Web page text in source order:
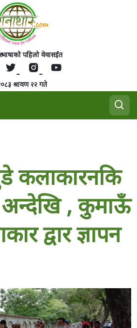
भाषाको पहिलो वेवासईत
श्रावण २२ गते
कलाकारनकि
, कुमाऊँ
द्वार ज्ञापन